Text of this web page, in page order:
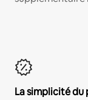
La simplicité du